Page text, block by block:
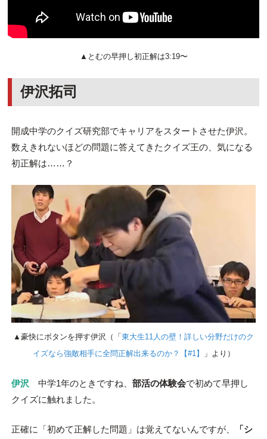
▲とむの早押し初正解は3:19〜
伊沢拓司
開成中学のクイズ研究部でキャリアをスタートさせた伊沢。
数えきれないほどの問題に答えてきたクイズ王の、気になる
初正解は……？
▲豪快にボタンを押す伊沢（「 東大生11人の壁！詳しい分野だけのク
イズなら強敵相手に全問正解出来るのか？【#1】
」より）
伊沢 中学1年のときですね、 部活の体験会で初めて早押し
クイズに触れました。
正確に「初めて正解した問題」は覚えてないんですが、
「シ